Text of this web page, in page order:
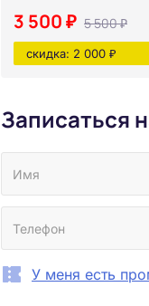
3 500 ₽ 5 500 ₽
скидка: 2 000 ₽
Записаться
У меня есть